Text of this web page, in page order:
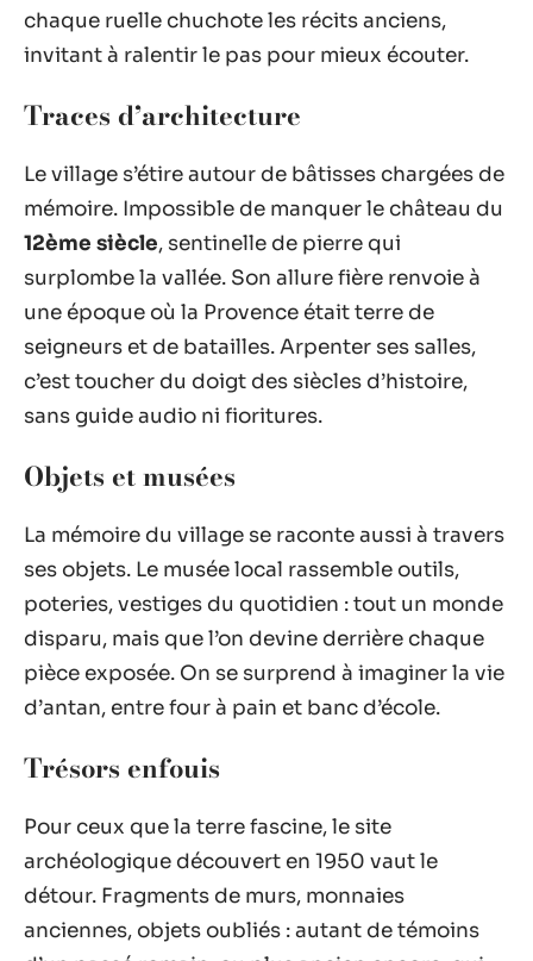
chaque ruelle chuchote les récits anciens,
invitant à ralentir le pas pour mieux écouter.
Traces d’architecture
Le village s’étire autour de bâtisses chargées de
mémoire. Impossible de manquer le château du
12ème siècle, sentinelle de pierre qui
surplombe la vallée. Son allure fière renvoie à
une époque où la Provence était terre de
seigneurs et de batailles. Arpenter ses salles,
c’est toucher du doigt des siècles d’histoire,
sans guide audio ni fioritures.
Objets et musées
La mémoire du village se raconte aussi à travers
ses objets. Le musée local rassemble outils,
poteries, vestiges du quotidien : tout un monde
disparu, mais que l’on devine derrière chaque
pièce exposée. On se surprend à imaginer la vie
d’antan, entre four à pain et banc d’école.
Trésors enfouis
Pour ceux que la terre fascine, le site
archéologique découvert en 1950 vaut le
détour. Fragments de murs, monnaies
anciennes, objets oubliés : autant de témoins